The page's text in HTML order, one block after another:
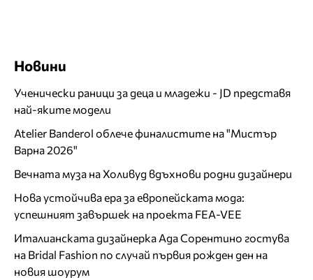
Новини
Ученически раници за деца и младежи - JD представя
най-яките модели
Atelier Banderol облече финалистите на "Мистър
Варна 2026"
Вечната муза на Холивуд вдъхнови родни дизайнери
Нова устойчива ера за европейската мода:
успешният завършек на проекта FEA-VEE
Италианската дизайнерка Ада Сорентино гостува
на Bridal Fashion по случай първия рожден ден на
новия шоурум